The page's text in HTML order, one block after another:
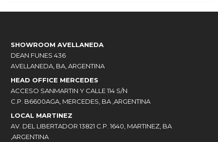
SHOWROOM AVELLANEDA
DEAN FUNES 436
AVELLANEDA, BA, ARGENTINA
HEAD OFFICE MERCEDES
ACCESO SANMARTIN Y CALLE 114 S/N
C.P. B6600AGA, MERCEDES, BA ,ARGENTINA
LOCAL MARTINEZ
AV. DEL LIBERTADOR 13821 C.P. 1640, MARTINEZ, BA
,ARGENTINA